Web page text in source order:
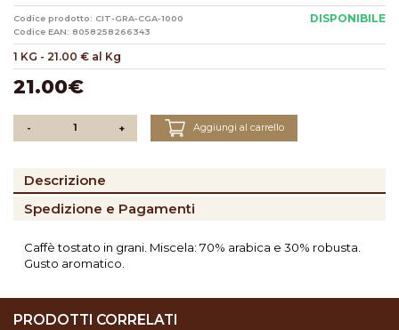
Codice prodotto: CIT-GRA-CGA-1000
Codice EAN: 8058258266343
DISPONIBILE
1 KG - 21.00 € al Kg
21.00€
- + Aggiungi al carrello
Descrizione
Spedizione e Pagamenti
Caffè tostato in grani. Miscela: 70% arabica e 30% robusta.
Gusto aromatico.
PRODOTTI CORRELATI